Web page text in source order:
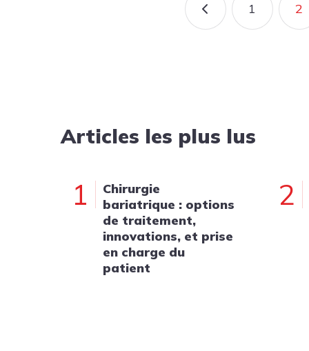
PAGE PAGE
1 2
Articles les plus lus
1
Chirurgie
bariatrique : options
de traitement,
innovations, et prise
en charge du
patient
2